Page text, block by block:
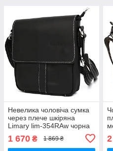
Невелика чоловіча сумка
через плече шкіряна
Limary lim-354RAw чорна
1 670 ₴ 1 869 ₴